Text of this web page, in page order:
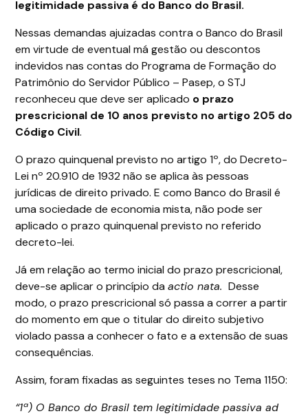
legitimidade passiva é do Banco do Brasil.
Nessas demandas ajuizadas contra o Banco do Brasil
em virtude de eventual má gestão ou descontos
indevidos nas contas do Programa de Formação do
Patrimônio do Servidor Público – Pasep, o STJ
reconheceu que deve ser aplicado o prazo
prescricional de 10 anos previsto no artigo 205 do
Código Civil.
O prazo quinquenal previsto no artigo 1º, do Decreto-
Lei nº 20.910 de 1932 não se aplica às pessoas
jurídicas de direito privado. E como Banco do Brasil é
uma sociedade de economia mista, não pode ser
aplicado o prazo quinquenal previsto no referido
decreto-lei.
Já em relação ao termo inicial do prazo prescricional,
deve-se aplicar o princípio daactio nata. Desse
modo, o prazo prescricional só passa a correr a partir
do momento em que o titular do direito subjetivo
violado passa a conhecer o fato e a extensão de suas
consequências.
Assim, foram fixadas as seguintes teses no Tema 1150:
“1ª) O Banco do Brasil tem legitimidade passiva ad